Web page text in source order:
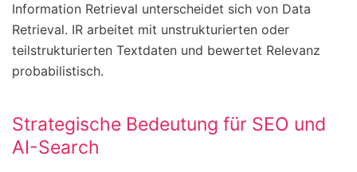
Information Retrieval unterscheidet sich von Data
Retrieval. IR arbeitet mit unstrukturierten oder
teilstrukturierten Textdaten und bewertet Relevanz
probabilistisch.
Strategische Bedeutung für SEO und
AI-Search